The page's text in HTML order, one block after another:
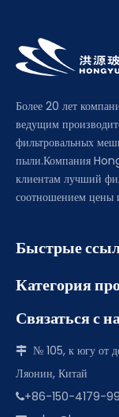
Более 20 лет
ведущим
фильтровальных
пыли.Компания
клиентам лучший
соотношением цены
Быстрые
Категория
Связаться с
 № 105, к югу от
Ляонин, Китай
+86-150-4179-